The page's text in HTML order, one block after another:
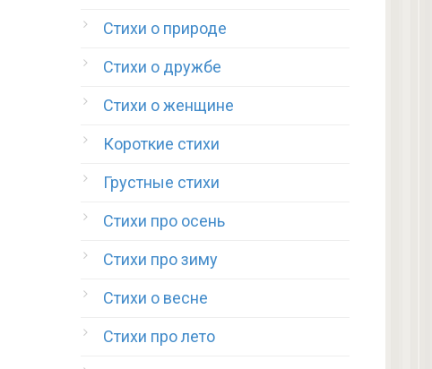
Стихи о природе
Стихи о дружбе
Стихи о женщине
Короткие стихи
Грустные стихи
Стихи про осень
Стихи про зиму
Стихи о весне
Стихи про лето